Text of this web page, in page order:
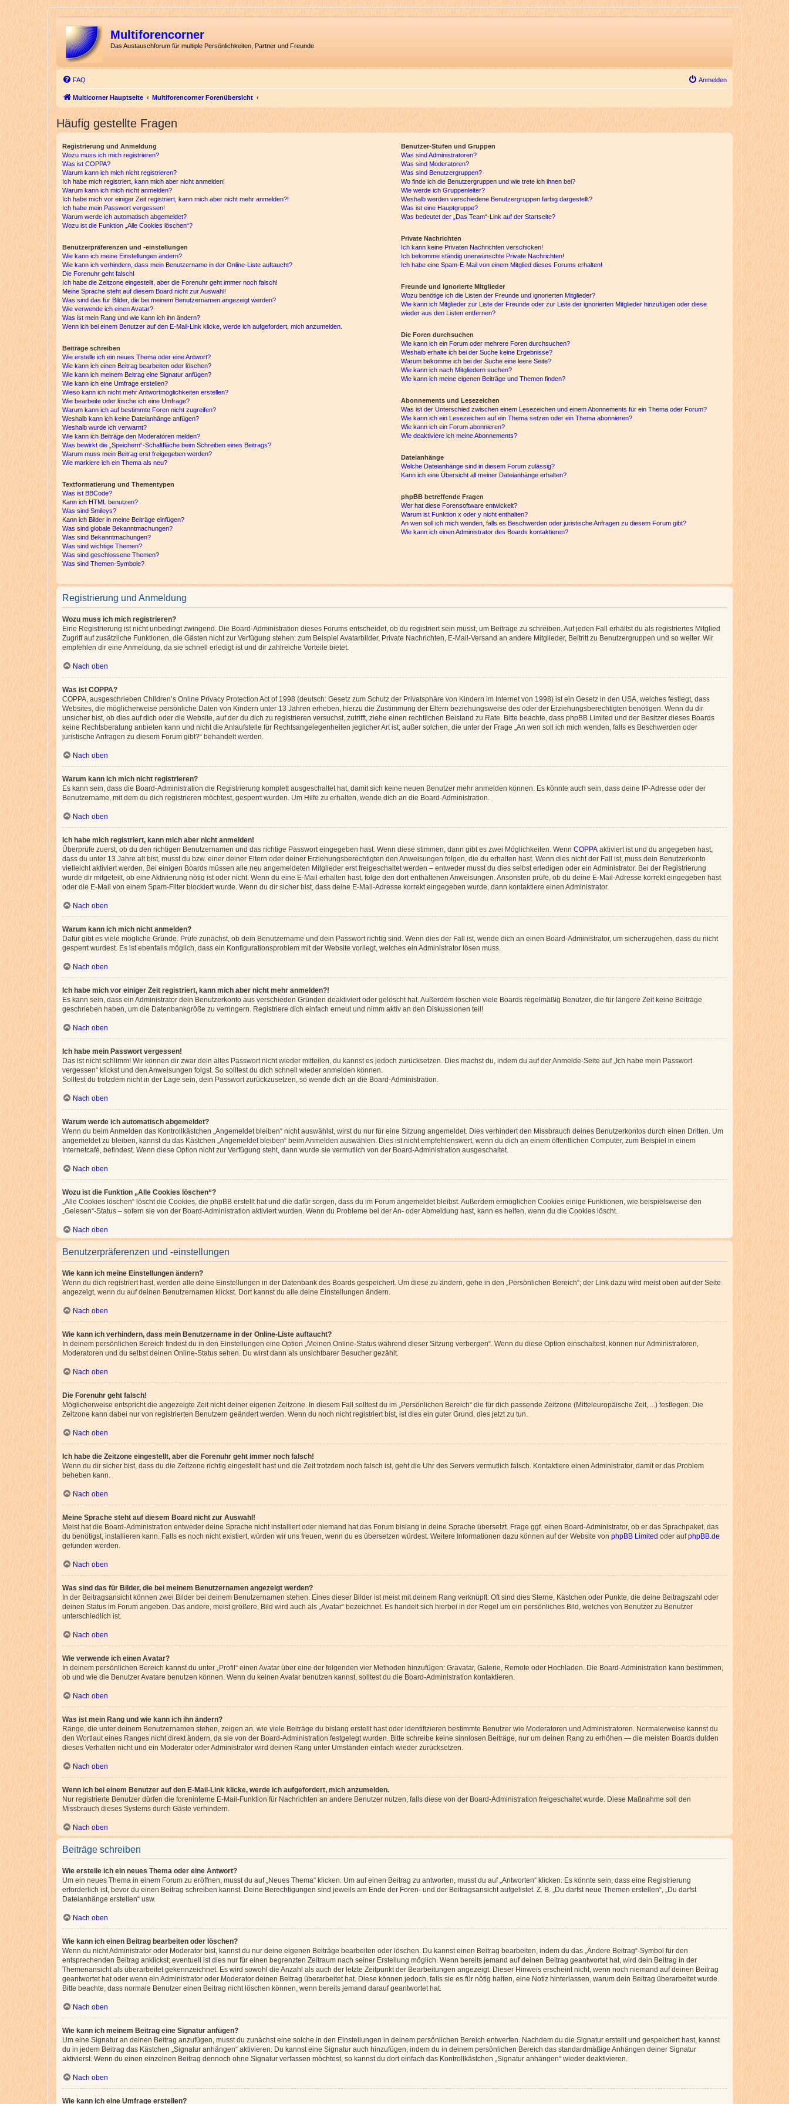
Multiforencorner
Das Austauschforum für multiple Persönlichkeiten, Partner und Freunde
FAQ Anmelden
Multicorner Hauptseite Multiforencorner Forenübersicht
Häufig gestellte Fragen
Registrierung und Anmeldung
Wozu muss ich mich registrieren?
Was ist COPPA?
Warum kann ich mich nicht registrieren?
Ich habe mich registriert, kann mich aber nicht anmelden!
Warum kann ich mich nicht anmelden?
Ich habe mich vor einiger Zeit registriert, kann mich aber nicht mehr anmelden?!
Ich habe mein Passwort vergessen!
Warum werde ich automatisch abgemeldet?
Wozu ist die Funktion „Alle Cookies löschen“?
Benutzerpräferenzen und -einstellungen
Wie kann ich meine Einstellungen ändern?
Wie kann ich verhindern, dass mein Benutzername in der Online-Liste auftaucht?
Die Forenuhr geht falsch!
Ich habe die Zeitzone eingestellt, aber die Forenuhr geht immer noch falsch!
Meine Sprache steht auf diesem Board nicht zur Auswahl!
Was sind das für Bilder, die bei meinem Benutzernamen angezeigt werden?
Wie verwende ich einen Avatar?
Was ist mein Rang und wie kann ich ihn ändern?
Wenn ich bei einem Benutzer auf den E-Mail-Link klicke, werde ich aufgefordert, mich anzumelden.
Beiträge schreiben
Wie erstelle ich ein neues Thema oder eine Antwort?
Wie kann ich einen Beitrag bearbeiten oder löschen?
Wie kann ich meinem Beitrag eine Signatur anfügen?
Wie kann ich eine Umfrage erstellen?
Wieso kann ich nicht mehr Antwortmöglichkeiten erstellen?
Wie bearbeite oder lösche ich eine Umfrage?
Warum kann ich auf bestimmte Foren nicht zugreifen?
Weshalb kann ich keine Dateianhänge anfügen?
Weshalb wurde ich verwarnt?
Wie kann ich Beiträge den Moderatoren melden?
Was bewirkt die „Speichern“-Schaltfläche beim Schreiben eines Beitrags?
Warum muss mein Beitrag erst freigegeben werden?
Wie markiere ich ein Thema als neu?
Textformatierung und Thementypen
Was ist BBCode?
Kann ich HTML benutzen?
Was sind Smileys?
Kann ich Bilder in meine Beiträge einfügen?
Was sind globale Bekanntmachungen?
Was sind Bekanntmachungen?
Was sind wichtige Themen?
Was sind geschlossene Themen?
Was sind Themen-Symbole?
Benutzer-Stufen und Gruppen
Was sind Administratoren?
Was sind Moderatoren?
Was sind Benutzergruppen?
Wo finde ich die Benutzergruppen und wie trete ich ihnen bei?
Wie werde ich Gruppenleiter?
Weshalb werden verschiedene Benutzergruppen farbig dargestellt?
Was ist eine Hauptgruppe?
Was bedeutet der „Das Team“-Link auf der Startseite?
Private Nachrichten
Ich kann keine Privaten Nachrichten verschicken!
Ich bekomme ständig unerwünschte Private Nachrichten!
Ich habe eine Spam-E-Mail von einem Mitglied dieses Forums erhalten!
Freunde und ignorierte Mitglieder
Wozu benötige ich die Listen der Freunde und ignorierten Mitglieder?
Wie kann ich Mitglieder zur Liste der Freunde oder zur Liste der ignorierten Mitglieder hinzufügen oder diese
wieder aus den Listen entfernen?
Die Foren durchsuchen
Wie kann ich ein Forum oder mehrere Foren durchsuchen?
Weshalb erhalte ich bei der Suche keine Ergebnisse?
Warum bekomme ich bei der Suche eine leere Seite?
Wie kann ich nach Mitgliedern suchen?
Wie kann ich meine eigenen Beiträge und Themen finden?
Abonnements und Lesezeichen
Was ist der Unterschied zwischen einem Lesezeichen und einem Abonnements für ein Thema oder Forum?
Wie kann ich ein Lesezeichen auf ein Thema setzen oder ein Thema abonnieren?
Wie kann ich ein Forum abonnieren?
Wie deaktiviere ich meine Abonnements?
Dateianhänge
Welche Dateianhänge sind in diesem Forum zulässig?
Kann ich eine Übersicht all meiner Dateianhänge erhalten?
phpBB betreffende Fragen
Wer hat diese Forensoftware entwickelt?
Warum ist Funktion x oder y nicht enthalten?
An wen soll ich mich wenden, falls es Beschwerden oder juristische Anfragen zu diesem Forum gibt?
Wie kann ich einen Administrator des Boards kontaktieren?
Registrierung und Anmeldung
Wozu muss ich mich registrieren?
Eine Registrierung ist nicht unbedingt zwingend. Die Board-Administration dieses Forums entscheidet, ob du registriert sein musst, um Beiträge zu schreiben. Auf jeden Fall erhältst du als registriertes Mitglied
Zugriff auf zusätzliche Funktionen, die Gästen nicht zur Verfügung stehen: zum Beispiel Avatarbilder, Private Nachrichten, E-Mail-Versand an andere Mitglieder, Beitritt zu Benutzergruppen und so weiter. Wir
empfehlen dir eine Anmeldung, da sie schnell erledigt ist und dir zahlreiche Vorteile bietet.
Nach oben
Was ist COPPA?
COPPA, ausgeschrieben Children’s Online Privacy Protection Act of 1998 (deutsch: Gesetz zum Schutz der Privatsphäre von Kindern im Internet von 1998) ist ein Gesetz in den USA, welches festlegt, dass
Websites, die möglicherweise persönliche Daten von Kindern unter 13 Jahren erheben, hierzu die Zustimmung der Eltern beziehungsweise des oder der Erziehungsberechtigten benötigen. Wenn du dir
unsicher bist, ob dies auf dich oder die Website, auf der du dich zu registrieren versuchst, zutrifft, ziehe einen rechtlichen Beistand zu Rate. Bitte beachte, dass phpBB Limited und der Besitzer dieses Boards
keine Rechtsberatung anbieten kann und nicht die Anlaufstelle für Rechtsangelegenheiten jeglicher Art ist; außer solchen, die unter der Frage „An wen soll ich mich wenden, falls es Beschwerden oder
juristische Anfragen zu diesem Forum gibt?“ behandelt werden.
Nach oben
Warum kann ich mich nicht registrieren?
Es kann sein, dass die Board-Administration die Registrierung komplett ausgeschaltet hat, damit sich keine neuen Benutzer mehr anmelden können. Es könnte auch sein, dass deine IP-Adresse oder der
Benutzername, mit dem du dich registrieren möchtest, gesperrt wurden. Um Hilfe zu erhalten, wende dich an die Board-Administration.
Nach oben
Ich habe mich registriert, kann mich aber nicht anmelden!
Überprüfe zuerst, ob du den richtigen Benutzernamen und das richtige Passwort eingegeben hast. Wenn diese stimmen, dann gibt es zwei Möglichkeiten. Wenn COPPA aktiviert ist und du angegeben hast,
dass du unter 13 Jahre alt bist, musst du bzw. einer deiner Eltern oder deiner Erziehungsberechtigten den Anweisungen folgen, die du erhalten hast. Wenn dies nicht der Fall ist, muss dein Benutzerkonto
vielleicht aktiviert werden. Bei einigen Boards müssen alle neu angemeldeten Mitglieder erst freigeschaltet werden – entweder musst du dies selbst erledigen oder ein Administrator. Bei der Registrierung
wurde dir mitgeteilt, ob eine Aktivierung nötig ist oder nicht. Wenn du eine E-Mail erhalten hast, folge den dort enthaltenen Anweisungen. Ansonsten prüfe, ob du deine E-Mail-Adresse korrekt eingegeben hast
oder die E-Mail von einem Spam-Filter blockiert wurde. Wenn du dir sicher bist, dass deine E-Mail-Adresse korrekt eingegeben wurde, dann kontaktiere einen Administrator.
Nach oben
Warum kann ich mich nicht anmelden?
Dafür gibt es viele mögliche Gründe. Prüfe zunächst, ob dein Benutzername und dein Passwort richtig sind. Wenn dies der Fall ist, wende dich an einen Board-Administrator, um sicherzugehen, dass du nicht
gesperrt wurdest. Es ist ebenfalls möglich, dass ein Konfigurationsproblem mit der Website vorliegt, welches ein Administrator lösen muss.
Nach oben
Ich habe mich vor einiger Zeit registriert, kann mich aber nicht mehr anmelden?!
Es kann sein, dass ein Administrator dein Benutzerkonto aus verschieden Gründen deaktiviert oder gelöscht hat. Außerdem löschen viele Boards regelmäßig Benutzer, die für längere Zeit keine Beiträge
geschrieben haben, um die Datenbankgröße zu verringern. Registriere dich einfach erneut und nimm aktiv an den Diskussionen teil!
Nach oben
Ich habe mein Passwort vergessen!
Das ist nicht schlimm! Wir können dir zwar dein altes Passwort nicht wieder mitteilen, du kannst es jedoch zurücksetzen. Dies machst du, indem du auf der Anmelde-Seite auf „Ich habe mein Passwort
vergessen“ klickst und den Anweisungen folgst. So solltest du dich schnell wieder anmelden können.
Solltest du trotzdem nicht in der Lage sein, dein Passwort zurückzusetzen, so wende dich an die Board-Administration.
Nach oben
Warum werde ich automatisch abgemeldet?
Wenn du beim Anmelden das Kontrollkästchen „Angemeldet bleiben“ nicht auswählst, wirst du nur für eine Sitzung angemeldet. Dies verhindert den Missbrauch deines Benutzerkontos durch einen Dritten. Um
angemeldet zu bleiben, kannst du das Kästchen „Angemeldet bleiben“ beim Anmelden auswählen. Dies ist nicht empfehlenswert, wenn du dich an einem öffentlichen Computer, zum Beispiel in einem
Internetcafé, befindest. Wenn diese Option nicht zur Verfügung steht, dann wurde sie vermutlich von der Board-Administration ausgeschaltet.
Nach oben
Wozu ist die Funktion „Alle Cookies löschen“?
„Alle Cookies löschen“ löscht die Cookies, die phpBB erstellt hat und die dafür sorgen, dass du im Forum angemeldet bleibst. Außerdem ermöglichen Cookies einige Funktionen, wie beispielsweise den
„Gelesen“-Status – sofern sie von der Board-Administration aktiviert wurden. Wenn du Probleme bei der An- oder Abmeldung hast, kann es helfen, wenn du die Cookies löscht.
Nach oben
Benutzerpräferenzen und -einstellungen
Wie kann ich meine Einstellungen ändern?
Wenn du dich registriert hast, werden alle deine Einstellungen in der Datenbank des Boards gespeichert. Um diese zu ändern, gehe in den „Persönlichen Bereich“; der Link dazu wird meist oben auf der Seite
angezeigt, wenn du auf deinen Benutzernamen klickst. Dort kannst du alle deine Einstellungen ändern.
Nach oben
Wie kann ich verhindern, dass mein Benutzername in der Online-Liste auftaucht?
In deinem persönlichen Bereich findest du in den Einstellungen eine Option „Meinen Online-Status während dieser Sitzung verbergen“. Wenn du diese Option einschaltest, können nur Administratoren,
Moderatoren und du selbst deinen Online-Status sehen. Du wirst dann als unsichtbarer Besucher gezählt.
Nach oben
Die Forenuhr geht falsch!
Möglicherweise entspricht die angezeigte Zeit nicht deiner eigenen Zeitzone. In diesem Fall solltest du im „Persönlichen Bereich“ die für dich passende Zeitzone (Mitteleuropäische Zeit, ...) festlegen. Die
Zeitzone kann dabei nur von registrierten Benutzern geändert werden. Wenn du noch nicht registriert bist, ist dies ein guter Grund, dies jetzt zu tun.
Nach oben
Ich habe die Zeitzone eingestellt, aber die Forenuhr geht immer noch falsch!
Wenn du dir sicher bist, dass du die Zeitzone richtig eingestellt hast und die Zeit trotzdem noch falsch ist, geht die Uhr des Servers vermutlich falsch. Kontaktiere einen Administrator, damit er das Problem
beheben kann.
Nach oben
Meine Sprache steht auf diesem Board nicht zur Auswahl!
Meist hat die Board-Administration entweder deine Sprache nicht installiert oder niemand hat das Forum bislang in deine Sprache übersetzt. Frage ggf. einen Board-Administrator, ob er das Sprachpaket, das
du benötigst, installieren kann. Falls es noch nicht existiert, würden wir uns freuen, wenn du es übersetzen würdest. Weitere Informationen dazu können auf der Website von phpBB Limited oder aufphpBB.de
gefunden werden.
Nach oben
Was sind das für Bilder, die bei meinem Benutzernamen angezeigt werden?
In der Beitragsansicht können zwei Bilder bei deinem Benutzernamen stehen. Eines dieser Bilder ist meist mit deinem Rang verknüpft: Oft sind dies Sterne, Kästchen oder Punkte, die deine Beitragszahl oder
deinen Status im Forum angeben. Das andere, meist größere, Bild wird auch als „Avatar“ bezeichnet. Es handelt sich hierbei in der Regel um ein persönliches Bild, welches von Benutzer zu Benutzer
unterschiedlich ist.
Nach oben
Wie verwende ich einen Avatar?
In deinem persönlichen Bereich kannst du unter „Profil“ einen Avatar über eine der folgenden vier Methoden hinzufügen: Gravatar, Galerie, Remote oder Hochladen. Die Board-Administration kann bestimmen,
ob und wie die Benutzer Avatare benutzen können. Wenn du keinen Avatar benutzen kannst, solltest du die Board-Administration kontaktieren.
Nach oben
Was ist mein Rang und wie kann ich ihn ändern?
Ränge, die unter deinem Benutzernamen stehen, zeigen an, wie viele Beiträge du bislang erstellt hast oder identifizieren bestimmte Benutzer wie Moderatoren und Administratoren. Normalerweise kannst du
den Wortlaut eines Ranges nicht direkt ändern, da sie von der Board-Administration festgelegt wurden. Bitte schreibe keine sinnlosen Beiträge, nur um deinen Rang zu erhöhen — die meisten Boards dulden
dieses Verhalten nicht und ein Moderator oder Administrator wird deinen Rang unter Umständen einfach wieder zurücksetzen.
Nach oben
Wenn ich bei einem Benutzer auf den E-Mail-Link klicke, werde ich aufgefordert, mich anzumelden.
Nur registrierte Benutzer dürfen die foreninterne E-Mail-Funktion für Nachrichten an andere Benutzer nutzen, falls diese von der Board-Administration freigeschaltet wurde. Diese Maßnahme soll den
Missbrauch dieses Systems durch Gäste verhindern.
Nach oben
Beiträge schreiben
Wie erstelle ich ein neues Thema oder eine Antwort?
Um ein neues Thema in einem Forum zu eröffnen, musst du auf „Neues Thema“ klicken. Um auf einen Beitrag zu antworten, musst du auf „Antworten“ klicken. Es könnte sein, dass eine Registrierung
erforderlich ist, bevor du einen Beitrag schreiben kannst. Deine Berechtigungen sind jeweils am Ende der Foren- und der Beitragsansicht aufgelistet. Z. B. „Du darfst neue Themen erstellen“, „Du darfst
Dateianhänge erstellen“ usw.
Nach oben
Wie kann ich einen Beitrag bearbeiten oder löschen?
Wenn du nicht Administrator oder Moderator bist, kannst du nur deine eigenen Beiträge bearbeiten oder löschen. Du kannst einen Beitrag bearbeiten, indem du das „Ändere Beitrag“-Symbol für den
entsprechenden Beitrag anklickst; eventuell ist dies nur für einen begrenzten Zeitraum nach seiner Erstellung möglich. Wenn bereits jemand auf deinen Beitrag geantwortet hat, wird dein Beitrag in der
Themenansicht als überarbeitet gekennzeichnet. Es wird sowohl die Anzahl als auch der letzte Zeitpunkt der Bearbeitungen angezeigt. Dieser Hinweis erscheint nicht, wenn noch niemand auf deinen Beitrag
geantwortet hat oder wenn ein Administrator oder Moderator deinen Beitrag überarbeitet hat. Diese können jedoch, falls sie es für nötig halten, eine Notiz hinterlassen, warum dein Beitrag überarbeitet wurde.
Bitte beachte, dass normale Benutzer einen Beitrag nicht löschen können, wenn bereits jemand darauf geantwortet hat.
Nach oben
Wie kann ich meinem Beitrag eine Signatur anfügen?
Um eine Signatur an deinen Beitrag anzufügen, musst du zunächst eine solche in den Einstellungen in deinem persönlichen Bereich entwerfen. Nachdem du die Signatur erstellt und gespeichert hast, kannst
du in jedem Beitrag das Kästchen „Signatur anhängen“ aktivieren. Du kannst eine Signatur auch hinzufügen, indem du in deinem persönlichen Bereich das standardmäßige Anhängen deiner Signatur
aktivierst. Wenn du einen einzelnen Beitrag dennoch ohne Signatur verfassen möchtest, so kannst du dort einfach das Kontrollkästchen „Signatur anhängen“ wieder deaktivieren.
Nach oben
Wie kann ich eine Umfrage erstellen?